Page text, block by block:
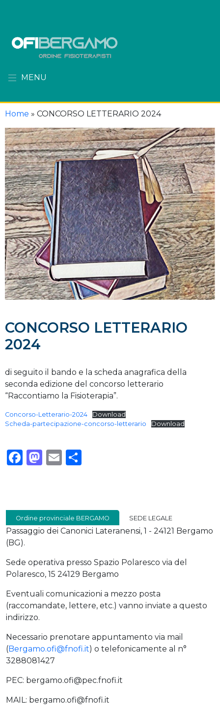
MENU
Home » CONCORSO LETTERARIO 2024
CONCORSO LETTERARIO
2024
di seguito il bando e la scheda anagrafica della
seconda edizione del concorso letterario
“Raccontiamo la Fisioterapia”.
Concorso-Letterario-2024
Download
Scheda-partecipazione-concorso-letterario
Download
Facebook
Mastodon
Email
Ordine provinciale BERGAMO SEDE LEGALE
Passaggio dei Canonici Lateranensi, 1 - 24121 Bergamo
(BG).
Sede operativa presso Spazio Polaresco via del
Polaresco, 15 24129 Bergamo
Eventuali comunicazioni a mezzo posta
(raccomandate, lettere, etc.) vanno inviate a questo
indirizzo.
Necessario prenotare appuntamento via mail
(Bergamo.ofi@fnofi.it) o telefonicamente al n°
3288081427
PEC: bergamo.ofi@pec.fnofi.it
MAIL: bergamo.ofi@fnofi.it